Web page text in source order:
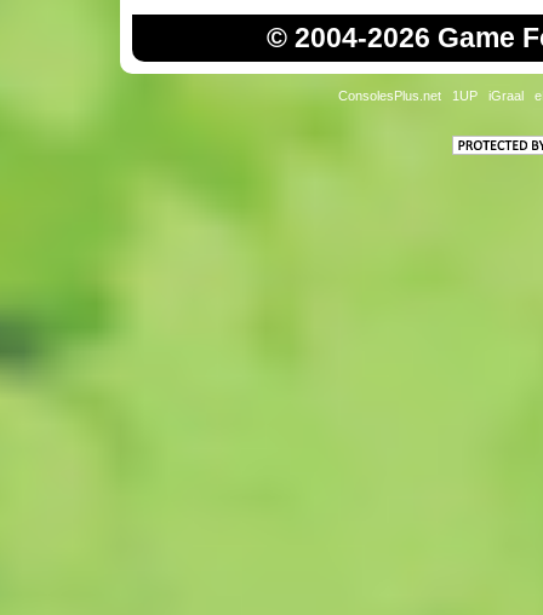
© 2004-2026 Game
ConsolesPlus.net 1UP iGraal